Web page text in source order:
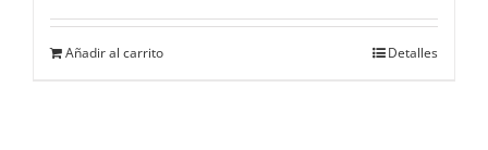
Añadir al carrito Detalles